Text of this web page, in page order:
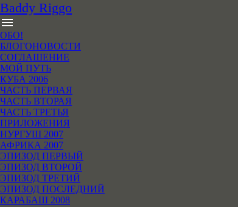
Baddy Riggo
menu
ОБО!
БЛОГОНОВОСТИ
СОГЛАШЕНИЕ
МОЙ ПУТЬ
КУБА 2006
ЧАСТЬ ПЕРВАЯ
ЧАСТЬ ВТОРАЯ
ЧАСТЬ ТРЕТЬЯ
ПРИЛОЖЕНИЯ
НУРГУШ 2007
АФРИКА 2007
ЭПИЗОД ПЕРВЫЙ
ЭПИЗОД ВТОРОЙ
ЭПИЗОД ТРЕТИЙ
ЭПИЗОД ПОСЛЕДНИЙ
КАРАБАШ 2008